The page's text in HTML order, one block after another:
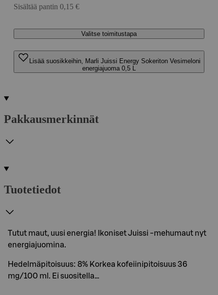
Sisältää pantin 0,15 €
Valitse toimitustapa
Lisää suosikkeihin, Marli Juissi Energy Sokeriton Vesimeloni
energiajuoma 0,5 L
Pakkausmerkinnät
Tuotetiedot
Tutut maut, uusi energia! Ikoniset Juissi -mehumaut nyt
energiajuomina.
Hedelmäpitoisuus: 8% Korkea kofeiinipitoisuus 36
mg/100 ml. Ei suositella…